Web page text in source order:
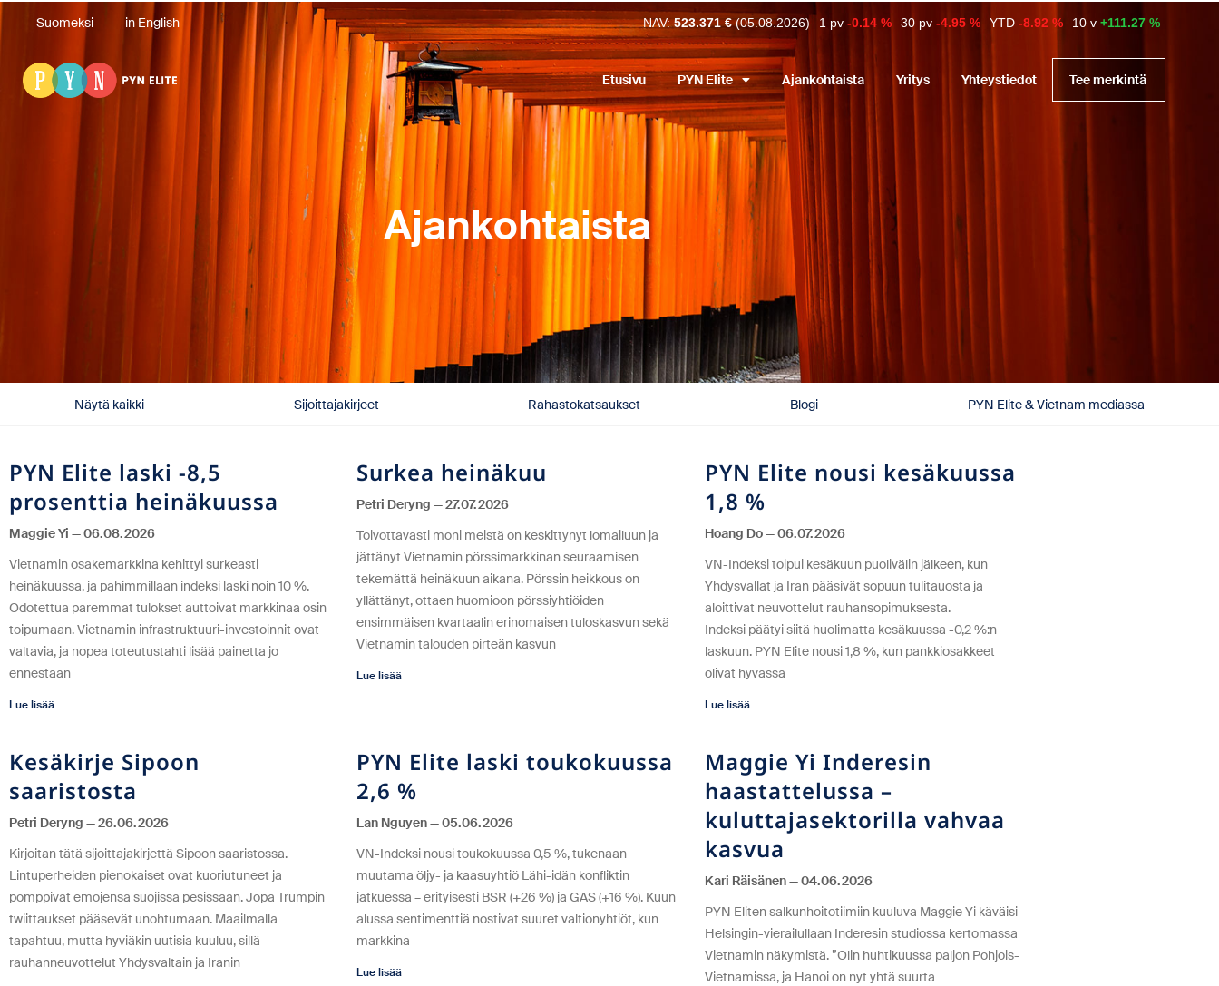
Suomeksi in English NAV: 523.371 € (05.08.2026) 1 pv -0.14 % 30 pv -4.95 % YTD -8.92 % 10 v +111.27 %
Etusivu PYN Elite Ajankohtaista Yritys Yhteystiedot Tee merkintä
Ajankohtaista
Näytä kaikki Sijoittajakirjeet Rahastokatsaukset Blogi PYN Elite & Vietnam mediassa
PYN Elite laski -8,5
prosenttia heinäkuussa
Maggie Yi
06.08.2026
Vietnamin osakemarkkina kehittyi surkeasti
heinäkuussa, ja pahimmillaan indeksi laski noin 10 %.
Odotettua paremmat tulokset auttoivat markkinaa osin
toipumaan. Vietnamin infrastruktuuri-investoinnit ovat
valtavia, ja nopea toteutustahti lisää painetta jo
ennestään
Lue lisää
Surkea heinäkuu
Petri Deryng
27.07.2026
Toivottavasti moni meistä on keskittynyt lomailuun ja
jättänyt Vietnamin pörssimarkkinan seuraamisen
tekemättä heinäkuun aikana. Pörssin heikkous on
yllättänyt, ottaen huomioon pörssiyhtiöiden
ensimmäisen kvartaalin erinomaisen tuloskasvun sekä
Vietnamin talouden pirteän kasvun
Lue lisää
PYN Elite nousi kesäkuussa
1,8 %
Hoang Do
06.07.2026
VN-Indeksi toipui kesäkuun puolivälin jälkeen, kun
Yhdysvallat ja Iran pääsivät sopuun tulitauosta ja
aloittivat neuvottelut rauhansopimuksesta.
Indeksi päätyi siitä huolimatta kesäkuussa -0,2 %:n
laskuun. PYN Elite nousi 1,8 %, kun pankkiosakkeet
olivat hyvässä
Lue lisää
Kesäkirje Sipoon
saaristosta
Petri Deryng
26.06.2026
Kirjoitan tätä sijoittajakirjettä Sipoon saaristossa.
Lintuperheiden pienokaiset ovat kuoriutuneet ja
pomppivat emojensa suojissa pesissään. Jopa Trumpin
twiittaukset pääsevät unohtumaan. Maailmalla
tapahtuu, mutta hyviäkin uutisia kuuluu, sillä
rauhanneuvottelut Yhdysvaltain ja Iranin
PYN Elite laski toukokuussa
2,6 %
Lan Nguyen
05.06.2026
VN-Indeksi nousi toukokuussa 0,5 %, tukenaan
muutama öljy- ja kaasuyhtiö Lähi-idän konfliktin
jatkuessa – erityisesti BSR (+26 %) ja GAS (+16 %). Kuun
alussa sentimenttiä nostivat suuret valtionyhtiöt, kun
markkina
Lue lisää
Maggie Yi Inderesin
haastattelussa –
kuluttajasektorilla vahvaa
kasvua
Kari Räisänen
04.06.2026
PYN Eliten salkunhoitotiimiin kuuluva Maggie Yi käväisi
Helsingin-vierailullaan Inderesin studiossa kertomassa
Vietnamin näkymistä. ”Olin huhtikuussa paljon Pohjois-
Vietnamissa, ja Hanoi on nyt yhtä suurta